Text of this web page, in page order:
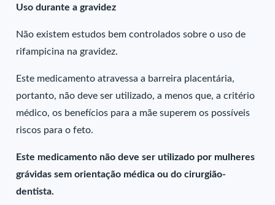
Uso durante a gravidez
Não existem estudos bem controlados sobre o uso de
rifampicina na gravidez.
Este medicamento atravessa a barreira placentária,
portanto, não deve ser utilizado, a menos que, a critério
médico, os benefícios para a mãe superem os possíveis
riscos para o feto.
Este medicamento não deve ser utilizado por mulheres
grávidas sem orientação médica ou do cirurgião-
dentista.